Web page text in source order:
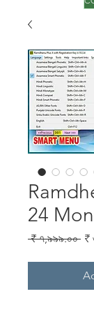
24
₹ ৭,৯৯৯.০০ ₹